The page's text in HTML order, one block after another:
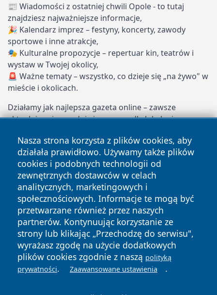
Nasza strona korzysta z plików cookies, aby
działała prawidłowo. Używamy także plików
cookies i podobnych technologii od
zewnętrznych dostawców w celach
analitycznych, marketingowych i
społecznościowych. Informacje te mogą być
przetwarzane również przez naszych
partnerów. Kontynuując korzystanie ze
strony lub klikając „Przechodzę do serwisu",
wyrażasz zgodę na użycie dodatkowych
plików cookies zgodnie z naszą polityką
prywatności. Zaawansowane ustawienia .
📰 Wiadomości z ostatniej chwili Opole - to tutaj
znajdziesz najważniejsze informacje,
🎉 Kalendarz imprez – festyny, koncerty, zawody
sportowe i inne atrakcje,
🎭 Kulturalne propozycje – repertuar kin, teatrów i
wystaw w Twojej okolicy,
🚨 Ważne tematy – wszystko, co dzieje się „na żywo" w
mieście i okolicach.
Działamy jak najlepsza gazeta online – zawsze
aktualnie, wiarygodnie i z sercem dla lokalnej
bądź na bieżąco z Opolem!
faktyopole.pl – Twoje miejskie oko i ucho!
Copyright © 2026 faktyopole.pl Wszystkie prawa zastrzeżone.
News Autorzy
Polityka
Prywatności
Polityka
Cookies